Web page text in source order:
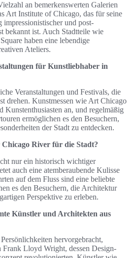
an bemerkenswerten Galerien
Art Institute of Chicago, das für seine
impressionistischer und post-
bekannt ist. Auch Stadtteile wie
haben eine lebendige
Ateliers.
für Kunstliebhaber in
Veranstaltungen und Festivals, die
drehen. Kunstmessen wie Art Chicago
Kunstenthusiasten an, und regelmäßig
ermöglichen es den Besuchern,
der Stadt zu entdecken.
Chicago River für die Stadt?
nur ein historisch wichtiger
auch eine atemberaubende Kulisse
auf dem Fluss sind eine beliebte
es den Besuchern, die Architektur
Perspektive zu erleben.
Künstler und Architekten aus
hervorgebracht,
Frank Lloyd Wright, dessen Design-